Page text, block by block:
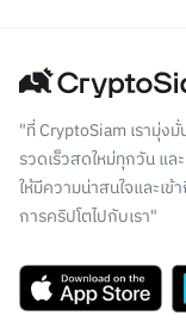
"ที่ CryptoSiam เรามุ่ง
รวดเร็วสดใหม่ทุกวัน แล
ให้มีความน่าสนใจและเ
การคริปโตไปกับเรา"